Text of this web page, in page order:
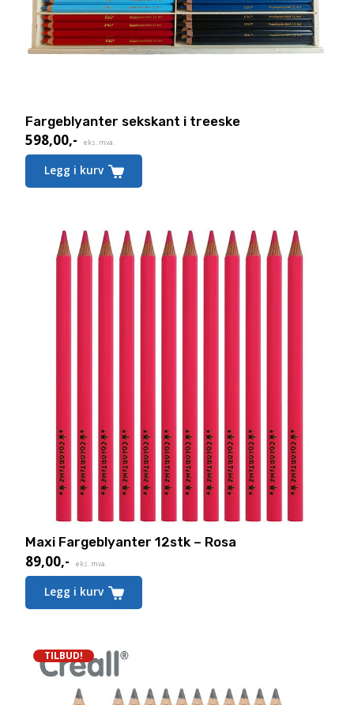
Fargeblyanter sekskant i treeske
598,00,-
Nåværende
pris
eks. mva.
Legg i kurv
Maxi Fargeblyanter 12stk – Rosa
89,00,- eks. mva.
Legg i kurv
TILBUD!